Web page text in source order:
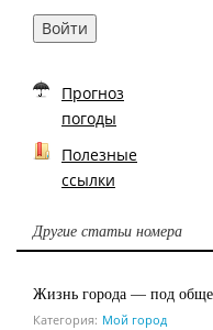
Войти
Прогноз
погоды
Полезные
ссылки
Другие статьи номера
Жизнь города — под
Категория: Мой город